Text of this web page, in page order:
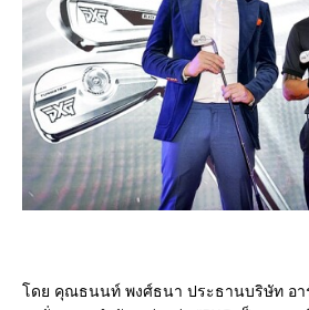
โดย คุณธนนท์ พงศ์ธนา ประธานบริษัท อา